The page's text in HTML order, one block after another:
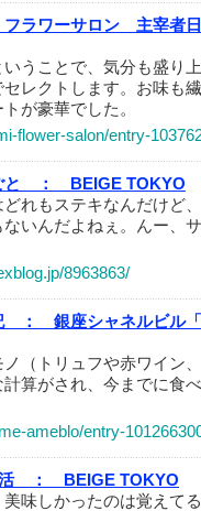
ラワーサロン 主宰者
うことで、気分も盛り
セレクトします。お味も
トが豪華でした。
flower-salon/entry-
と ：
BEIGE TOKYO
れもステキなんだけど
いんだよねぇ。んー、
8963863/
：
銀座シャネルビル
（トリュフや赤ワイン
算がされ、今までに食
ameblo/entry-
：
BEIGE TOKYO
味しかったのは覚えて